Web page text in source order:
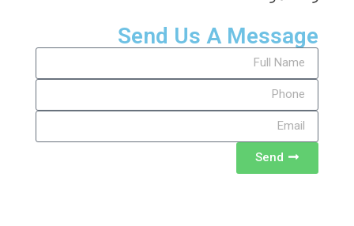
Send Us A Message
Send